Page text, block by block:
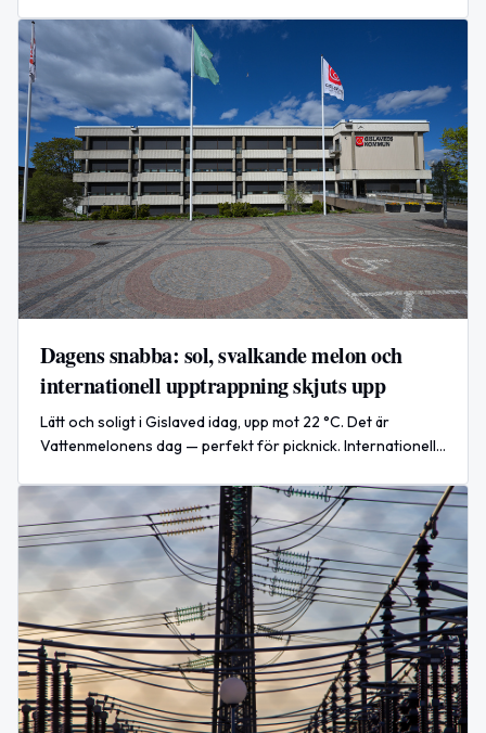
Dagens snabba: sol, svalkande melon och
internationell upptrappning skjuts upp
Lätt och soligt i Gislaved idag, upp mot 22 °C. Det är
Vattenmelonens dag — perfekt för picknick. Internationellt: